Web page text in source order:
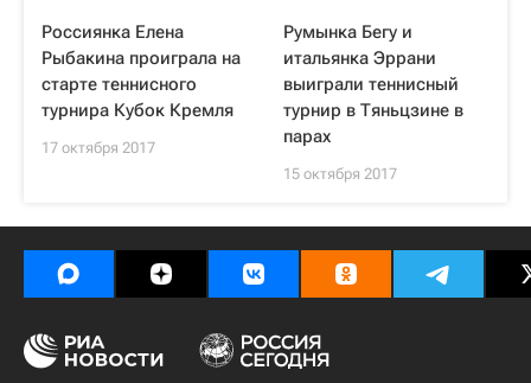
Россиянка Елена
Рыбакина проиграла на
старте теннисного
турнира Кубок Кремля
17 октября 2017
Румынка Бегу и
итальянка Эррани
выиграли теннисный
турнир в Тяньцзине в
парах
15 октября 2017